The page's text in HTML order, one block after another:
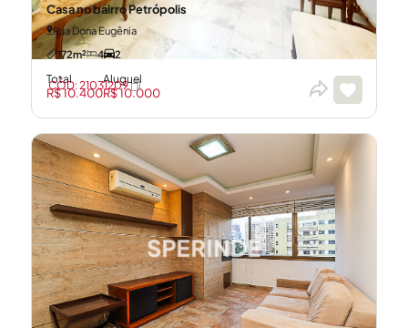
Casa no bairro Petrópolis
Rua Dona Eugênia
172m²
4 2
Total
R$ 10.400
Aluguel
R$ 10.000
CÓD: 21031209